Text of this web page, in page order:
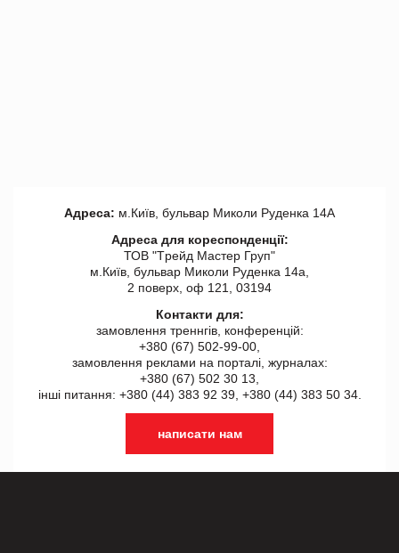
Адреса: м.Київ, бульвар Миколи Руденка 14А
Адреса для кореспонденції:
ТОВ "Tрейд Мастер Груп"
м.Київ, бульвар Миколи Руденка 14а,
2 поверх, оф 121, 03194
Контакти для:
замовлення треннгів, конференцій:
+380 (67) 502-99-00,
замовлення реклами на порталі, журналах:
+380 (67) 502 30 13,
інші питання: +380 (44) 383 92 39, +380 (44) 383 50 34.
написати нам